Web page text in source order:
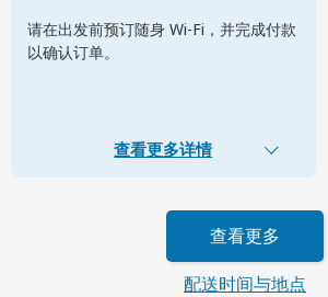
请在出发前预订随身 Wi-Fi，并完成付款
以确认订单。
查看更多详情
查看更多
配送时间与地点